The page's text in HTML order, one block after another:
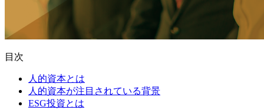
目次
人的資本とは
人的資本が注目されている背景
ESG投資とは